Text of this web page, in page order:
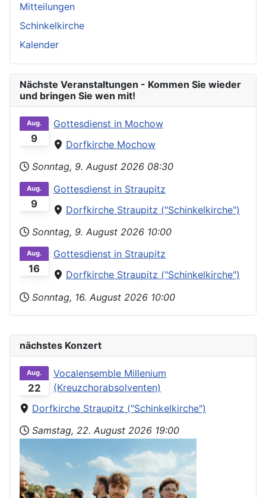
nächstes Konzert
22
Aug.
Vocalensemble Millenium
(Kreuzchorabsolventen)
Dorfkirche Straupitz ("Schinkelkirche")
Samstag, 22. August 2026 19:00
Mitteilungen
Schinkelkirche
Kalender
Nächste Veranstaltungen - Kommen Sie wieder
und bringen Sie wen mit!
9
Aug.
Gottesdienst in Mochow
Dorfkirche Mochow
Sonntag, 9. August 2026 08:30
9
Aug.
Gottesdienst in Straupitz
Dorfkirche Straupitz ("Schinkelkirche")
Sonntag, 9. August 2026 10:00
16
Aug.
Gottesdienst in Straupitz
Dorfkirche Straupitz ("Schinkelkirche")
Sonntag, 16. August 2026 10:00